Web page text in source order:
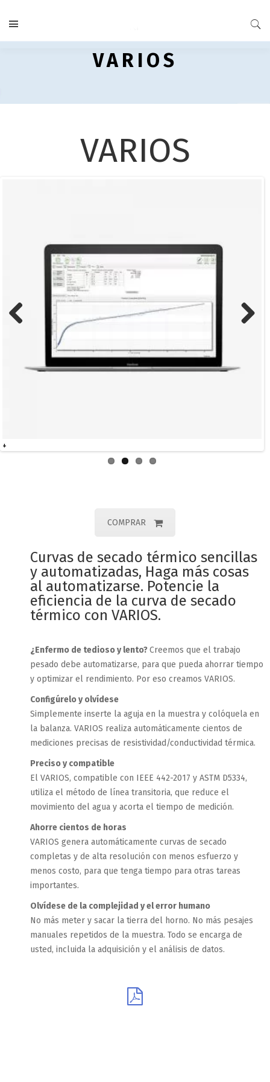
VARIOS
VARIOS
+
COMPRAR
Curvas de secado térmico sencillas
y automatizadas, Haga más cosas
al automatizarse. Potencie la
eficiencia de la curva de secado
térmico con VARIOS.
¿Enfermo de tedioso y lento?Creemos que el trabajo
pesado debe automatizarse, para que pueda ahorrar tiempo
y optimizar el rendimiento. Por eso creamos VARIOS.
Configúrelo y olvídese
Simplemente inserte la aguja en la muestra y colóquela en
la balanza. VARIOS realiza automáticamente cientos de
mediciones precisas de resistividad/conductividad térmica.
Preciso y compatible
El VARIOS, compatible con IEEE 442-2017 y ASTM D5334,
utiliza el método de línea transitoria, que reduce el
movimiento del agua y acorta el tiempo de medición.
Ahorre cientos de horas
VARIOS genera automáticamente curvas de secado
completas y de alta resolución con menos esfuerzo y
menos costo, para que tenga tiempo para otras tareas
importantes.
Olvídese de la complejidad y el error humano
No más meter y sacar la tierra del horno. No más pesajes
manuales repetidos de la muestra. Todo se encarga de
usted, incluida la adquisición y el análisis de datos.